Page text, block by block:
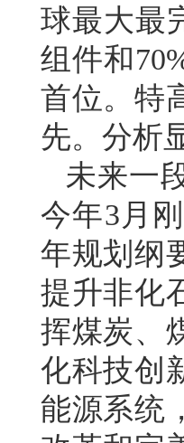
球最大最
组件和
首位。特
先。分析
未来一
今年3月
年规划纲
提升非化
挥煤炭、
化科技创
能源系统